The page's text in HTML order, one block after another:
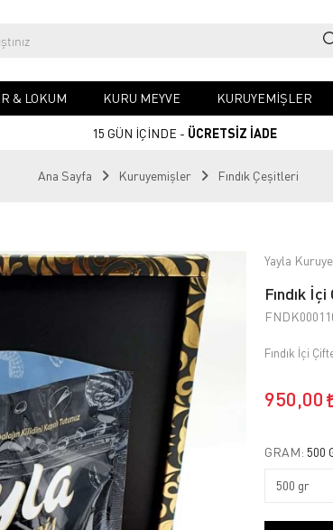
& LOKUM KURU MEYVE KURUYEMIŞLER
15 GÜN İÇİNDE - ÜCRETSİZ İADE
Ana Sayfa Kuruyemişler Fındık Çeşitleri
Yayla
Fındık
Fındık İçi
950,00
GRAM: 500